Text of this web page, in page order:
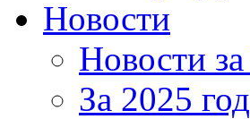
Новости
Новости
За 2025 год